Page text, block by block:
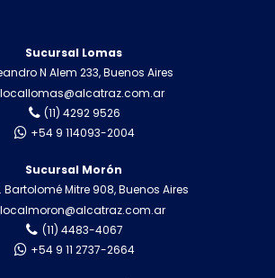
Sucursal Lomas
N Alem 233, Buenos Aires
locallomas@alcatraz.com.ar
(11) 4292 9526
+54 9 114093-2004
Sucursal Morón
Bartolomé Mitre 908, Buenos Aires
localmoron@alcatraz.com.ar
(11) 4483-4067
+54 9 11 2737-2664